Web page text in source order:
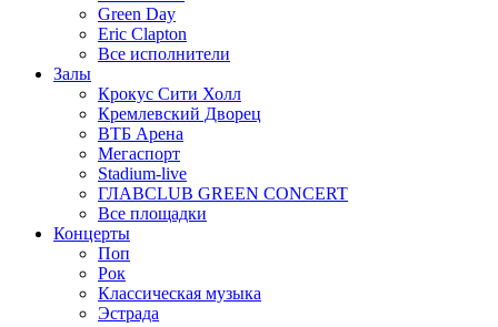
Green Day
Eric Clapton
Все исполнители
Залы
Крокус Сити Холл
Кремлевский Дворец
ВТБ Арена
Мегаспорт
Stadium-live
ГЛАВCLUB GREEN CONCERT
Все площадки
Концерты
Поп
Рок
Классическая музыка
Эстрада